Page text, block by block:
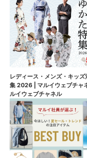
レディース・メンズ・キッズ
集 2026 | マルイウェブチャ
ルイウェブチャネル